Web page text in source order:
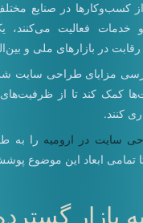
کسب‌وکارها در صنایع
و خدمات فعالیت
در بازارهای ملی و
مزایای طراحی سایت
کمک کند تا از ظرفیت‌های
کنند.
سایت در ارومیه را به
تمامی ابعاد این موضوع